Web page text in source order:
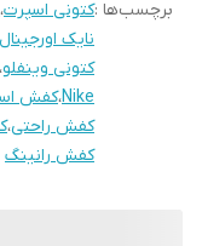
برچسب‌ها :کتونی اسپرت،
نایک
کتونی وینفلو،
Nike،کفش
کفش راحتی،
کفش رانینگ